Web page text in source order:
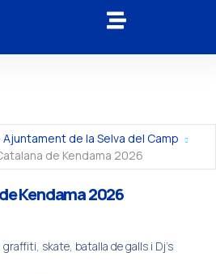
de la Selva del Camp
de Kendama 2026
Kendama 2026
skate, batalla de galls i Dj’s